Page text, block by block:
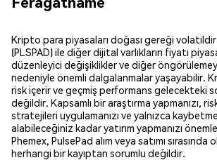
Kripto para piyasaları doğası gereği volatildir
(PLSPAD) ile diğer dijital varlıkların fiyatı
düzenleyici değişiklikler ve diğer
nedeniyle önemli dalgalanmalar yaşayabilir.
risk içerir ve geçmiş performans gelecekteki
değildir. Kapsamlı bir araştırma yapmanızı,
stratejileri uygulamanızı ve yalnızca
alabileceğiniz kadar yatırım yapmanızı
Phemex, PulsePad alım veya satımı sırasında
herhangi bir kayıptan sorumlu değildir.